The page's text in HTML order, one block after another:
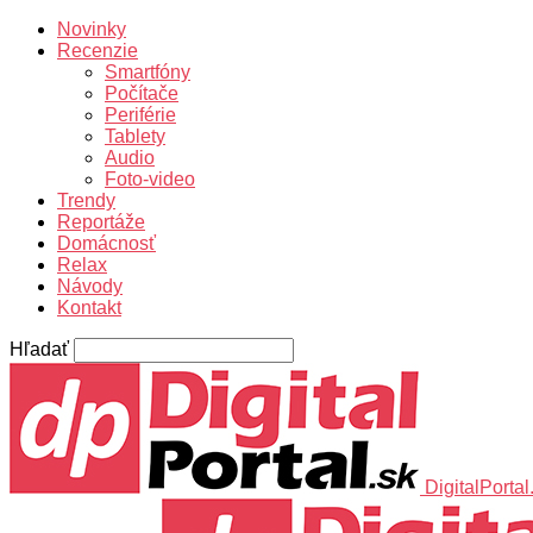
Novinky
Recenzie
Smartfóny
Počítače
Periférie
Tablety
Audio
Foto-video
Trendy
Reportáže
Domácnosť
Relax
Návody
Kontakt
Hľadať